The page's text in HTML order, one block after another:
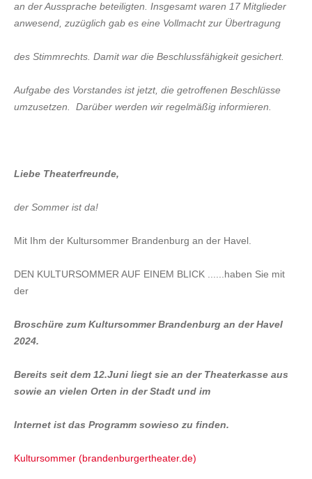
an der Aussprache beteiligten. Insgesamt waren 17 Mitglieder
anwesend, zuzüglich gab es eine Vollmacht zur Übertragung
des Stimmrechts. Damit war die Beschlussfähigkeit gesichert.
Aufgabe des Vorstandes ist jetzt, die getroffenen Beschlüsse
umzusetzen. Darüber werden wir regelmäßig informieren.
Liebe Theaterfreunde,
der Sommer ist da!
Mit Ihm der Kultursommer Brandenburg an der Havel.
DEN KULTURSOMMER AUF EINEM BLICK ......haben Sie mit
der
Broschüre zum Kultursommer Brandenburg an der Havel
2024.
Bereits seit dem 12.Juni liegt sie an der Theaterkasse aus
sowie an vielen Orten in der Stadt und im
Internet ist das Programm sowieso zu finden.
Kultursommer (brandenburgertheater.de)